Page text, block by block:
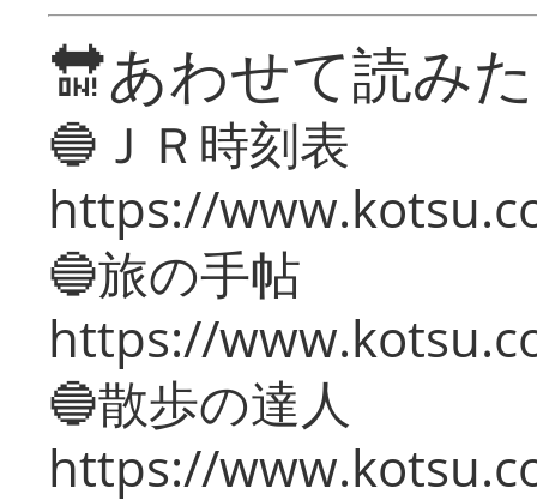
🔛あわせて読み
🔵ＪＲ時刻表
https://
🔵旅の手帖
https://
🔵散歩の達人
https://